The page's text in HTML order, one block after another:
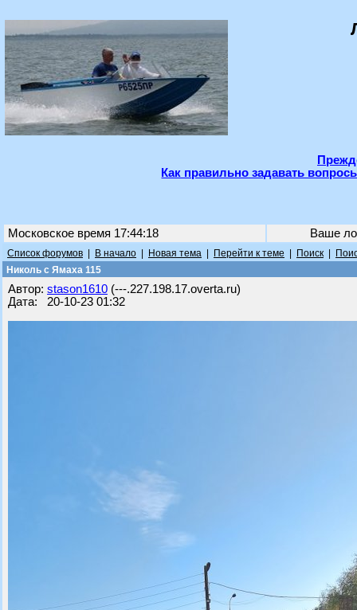
Как правильно задавать
Московское время 17:44:18 Ваше
Список форумов В начало Новая тема Перейти к теме Поиск
Николь с Ямаха 115
Автор: stason1610 (---.227.198.17.overta.ru)
Дата: 20-10-23 01:32